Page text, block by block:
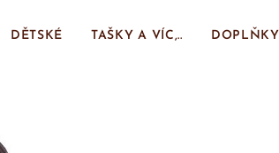
DĚTSKÉ TAŠKY A VÍC,.. DOPLŇKY